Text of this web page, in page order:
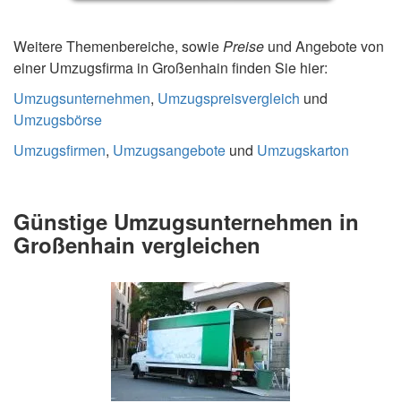
Weitere Themenbereiche, sowiePreise und Angebote von
einer Umzugsfirma in Großenhain finden Sie hier:
Umzugsunternehmen, Umzugspreisvergleich und
Umzugsbörse
Umzugsfirmen, Umzugsangebote und Umzugskarton
Günstige Umzugsunternehmen in
Großenhain vergleichen